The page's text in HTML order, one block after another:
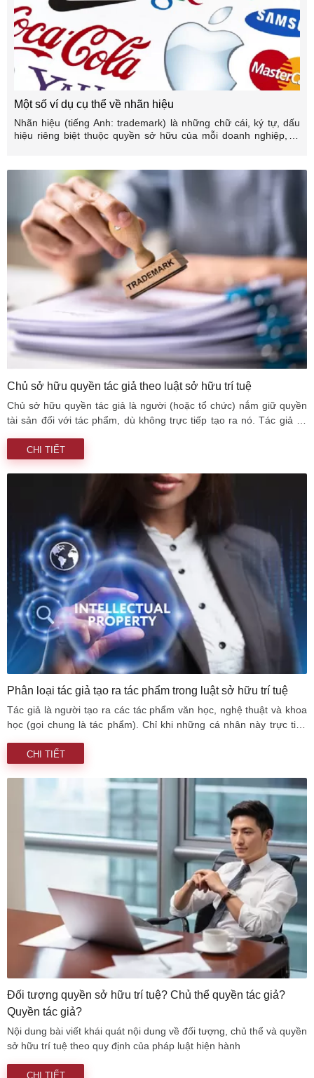
Một số ví dụ cụ thể về nhãn hiệu
Nhãn hiệu (tiếng Anh: trademark) là những chữ cái, ký tự, dấu
hiệu riêng biệt thuộc quyền sở hữu của mỗi doanh nghiệp, tổ
nghiệp, ví dụ một số nhãn hiệu nổi tiếng mà hầu hết ai cũng biết
như Apple, Samsung, Nike (quốc tế); Vietel, Vinfast, Vinamilk
(Việt Nam).
Chủ sở hữu quyền tác giả theo luật sở hữu trí tuệ
Chủ sở hữu quyền tác giả là người (hoặc tổ chức) nắm giữ quyền
tài sản đối với tác phẩm, dù không trực tiếp tạo ra nó. Tác giả có
hữu quyền tác giả. Việc phân biệt hai khái niệm này rất quan trọng
để xác định phạm vi quyền lợi với tác phẩm.
CHI TIẾT
Phân loại tác giả tạo ra tác phẩm trong luật sở hữu trí tuệ
Tác giả là người tạo ra các tác phẩm văn học, nghệ thuật và khoa
học (gọi chung là tác phẩm). Chỉ khi những cá nhân này trực tiếp
giả của những tác phẩm đó.
CHI TIẾT
Đối tượng quyền sở hữu trí tuệ? Chủ thể quyền tác giả?
Quyền tác giả?
Nội dung bài viết khái quát nội dung về đối tượng, chủ thể và quyền
sở hữu trí tuệ theo quy định của pháp luật hiện hành
CHI TIẾT